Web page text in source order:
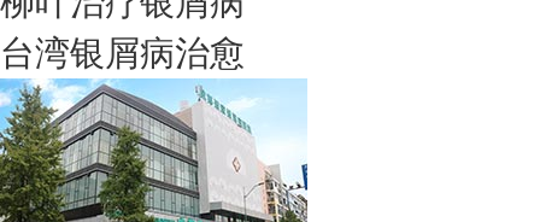
台湾银屑病治愈